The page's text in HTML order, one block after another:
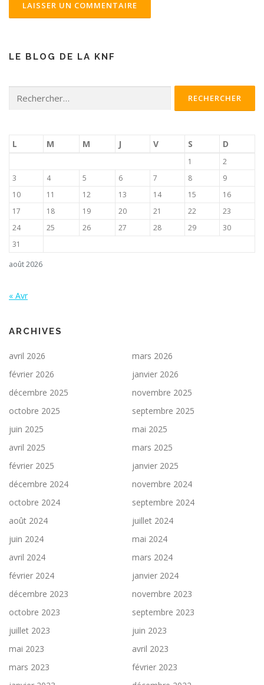
LE BLOG DE LA KNF
août 2026
L M M J V S D
1
2
3
4 5 6 7 8
9
10
11 12 13 14 15
16
17
18 19 20 21 22
23
24
25 26 27 28 29
30
31
« Avr
ARCHIVES
avril 2026
mars 2026
février 2026
janvier 2026
décembre 2025
novembre 2025
octobre 2025
septembre 2025
juin 2025
mai 2025
avril 2025
mars 2025
février 2025
janvier 2025
décembre 2024
novembre 2024
octobre 2024
septembre 2024
août 2024
juillet 2024
juin 2024
mai 2024
avril 2024
mars 2024
février 2024
janvier 2024
décembre 2023
novembre 2023
octobre 2023
septembre 2023
juillet 2023
juin 2023
mai 2023
avril 2023
mars 2023
février 2023